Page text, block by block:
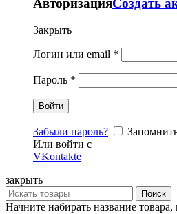
АвторизацияСоздать
Закрыть
Логин или email *
Пароль *
Забыли пароль?
Или войти с
VKontakte
закрыть
Поиск
Начните набирать название